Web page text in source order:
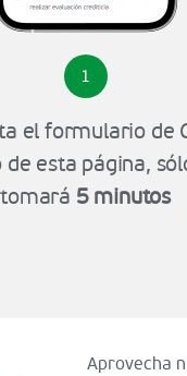
1
el formulario de
de esta página,
tomará 5 minutos
Aprovecha